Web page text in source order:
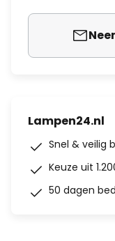
Lampen24.nl
Snel & veilig
Keuze uit
50 dagen